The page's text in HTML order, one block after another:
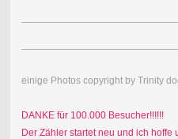
einige Photos copyright by Trinity
DANKE für 100.000 Besucher!!!!!!
Der Zähler startet neu und ich hoffe